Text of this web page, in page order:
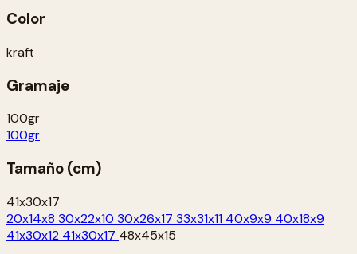
Color
kraft
Gramaje
100gr
100gr
Tamaño (cm)
41x30x17
20x14x8 30x22x10 30x26x17 33x31x11 40x9x9 40x18x9
41x30x12 41x30x17 48x45x15